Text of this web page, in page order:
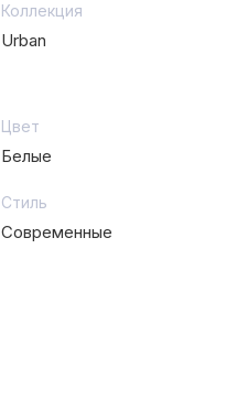
Коллекция
Urban
Цвет
Белые
Стиль
Современные